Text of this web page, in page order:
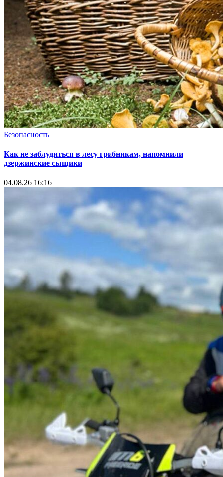
Безопасность
Как не заблудиться в лесу грибникам, напомнили
дзержинские сыщики
04.08.26 16:16